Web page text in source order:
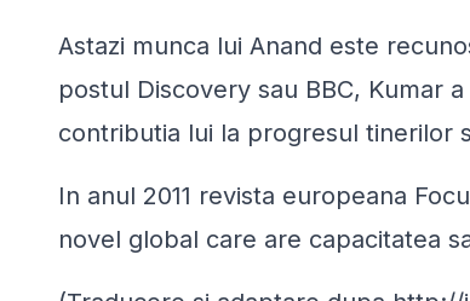
Astazi munca lui Anand este
postul Discovery sau BBC, Kumar
contributia lui la progresul tinerilor
In anul 2011 revista europeana
novel global care are capacitatea